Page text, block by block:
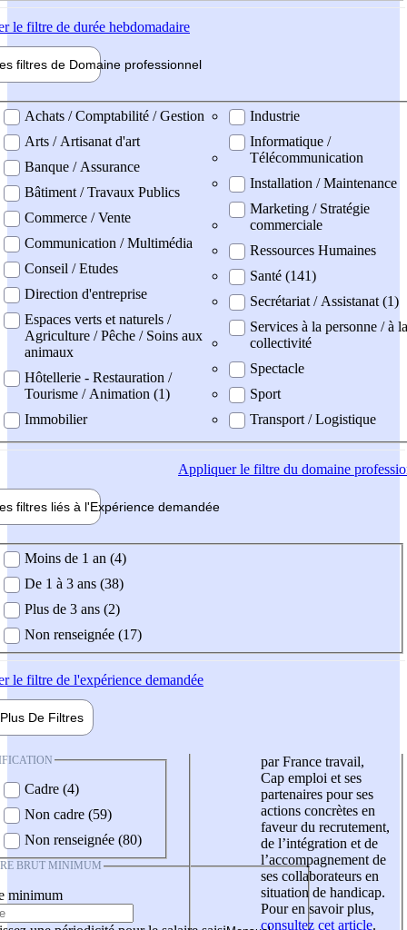
le filtre de durée hebdomadaire
filtres de Domaine professionnel
professionel
Achats / Comptabilité / Gestion
Arts / Artisanat d'art
Banque / Assurance
Bâtiment / Travaux Publics
Commerce / Vente
Communication / Multimédia
Conseil / Etudes
Direction d'entreprise
Espaces verts et naturels /
Agriculture / Pêche / Soins aux
animaux
Hôtellerie - Restauration /
Tourisme / Animation (1)
Immobilier
Industrie
Informatique /
Télécommunication
Installation / Maintenance
Marketing / Stratégie
commerciale
Ressources Humaines
Santé (141)
Secrétariat / Assistanat (1)
Services à la personne / à la
collectivité
Spectacle
Sport
Transport / Logistique
Appliquerle filtre du domaine
filtres liés à l'Expérience demandée
demandée
Moins de 1 an (4)
De 1 à 3 ans (38)
Plus de 3 ans (2)
Non renseignée (17)
le filtre de l'expérience demandée
Plus De Filtres
Cadre (4)
Non cadre (59)
Non renseignée (80)
BRUT MINIMUM
minimum
par France travail,
Cap emploi et ses
partenaires pour ses
actions concrètes en
faveur du recrutement,
de l’intégration et de
l’accompagnement de
ses collaborateurs en
situation de handicap.
Pour en savoir plus,
consultez cet article.